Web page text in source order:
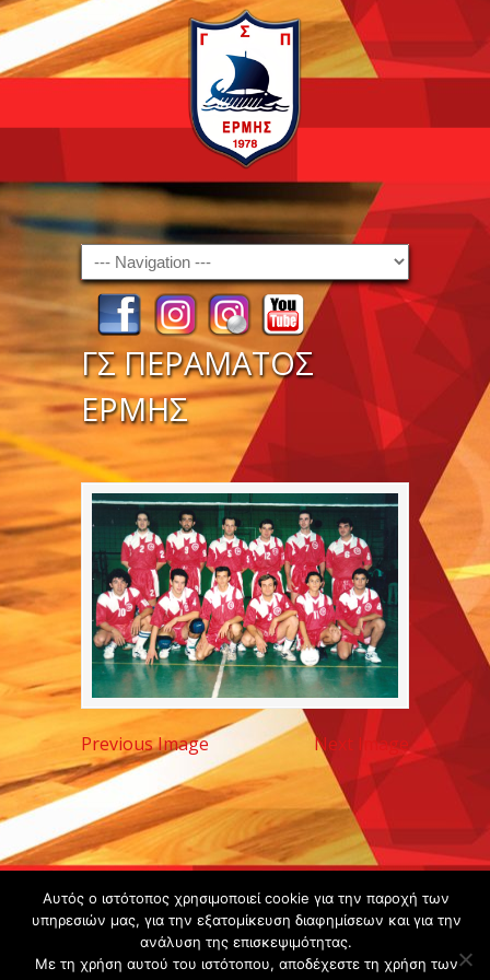
Navigation
ΓΣ ΠΕΡΑΜΑΤΟΣ
ΕΡΜΗΣ
Previous Image Next Image
Copyright ©
2020 -
Gsperamatosermis.gr
Αυτός ο ιστότοπος χρησιμοποιεί cookie για την παροχή των
υπηρεσιών μας, για την εξατομίκευση διαφημίσεων και για την
ανάλυση της επισκεψιμότητας.
Με τη χρήση αυτού του ιστότοπου, αποδέχεστε τη χρήση των